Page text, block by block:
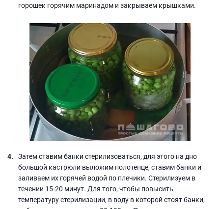
горошек горячим маринадом и закрываем крышками.
Затем ставим банки стерилизоваться, для этого на дно
большой кастрюли выложим полотенце, ставим банки и
заливаем их горячей водой по плечики. Стерилизуем в
течении 15-20 минут. Для того, чтобы повысить
температуру стерилизации, в воду в которой стоят банки,